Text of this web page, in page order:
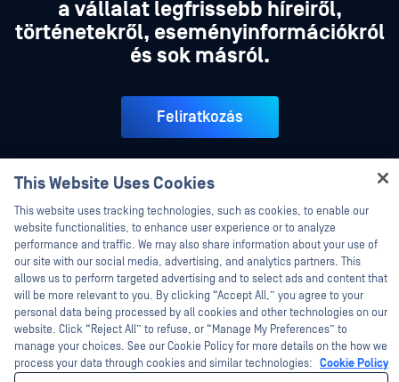
a vállalat legfrissebb híreiről,
történetekről, eseményinformációkról
és sok másról.
Feliratkozás
This Website Uses Cookies
This website uses tracking technologies, such as cookies, to enable our
website functionalities, to enhance user experience or to analyze
performance and traffic. We may also share information about your use of
our site with our social media, advertising, and analytics partners. This
allows us to perform targeted advertising and to select ads and content that
will be more relevant to you. By clicking “Accept All,” you agree to your
personal data being processed by all cookies and other technologies on our
website. Click “Reject All” to refuse, or “Manage My Preferences” to
manage your choices. See our Cookie Policy for more details on the how we
process your data through cookies and similar technologies: Cookie Policy
Hey there!
I'm Ozzy, your OPSWAT virtual assistant.
How can I help you secure what's critical
today?